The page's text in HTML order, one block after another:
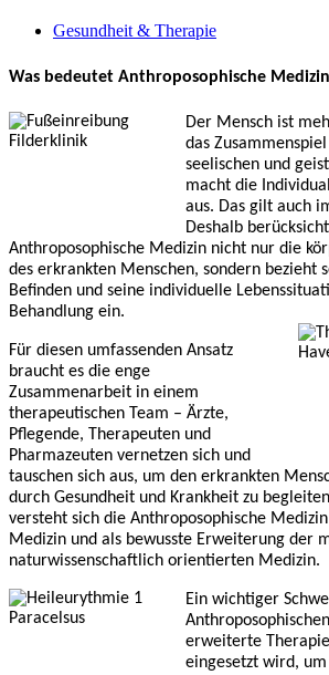
Gesundheit & Therapie
Was bedeutet Anthroposophische
Der Mensch ist
das
seelischen und
macht die
aus. Das gilt auch
Deshalb
Anthroposophische Medizin nicht nur die
des erkrankten Menschen, sondern bezieht
Befinden und seine individuelle
Behandlung ein.
Für diesen umfassenden Ansatz
braucht es die enge
Zusammenarbeit in einem
therapeutischen Team – Ärzte,
Pflegende, Therapeuten und
Pharmazeuten vernetzen sich und
tauschen sich aus, um den erkrankten
durch Gesundheit und Krankheit zu
versteht sich die Anthroposophische
Medizin und als bewusste Erweiterung der
naturwissenschaftlich orientierten Medizin.
Ein wichtiger
erweiterte
eingesetzt wird, um